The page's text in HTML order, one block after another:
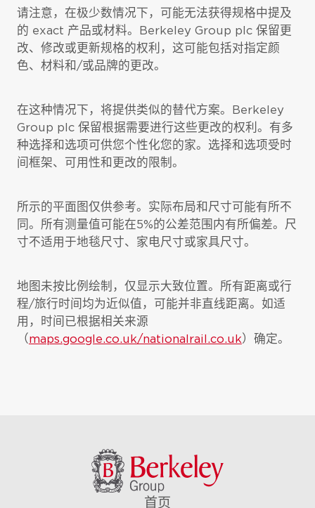
请注意，在极少数情况下，可能无法获得规格中提及
的 exact 产品或材料。Berkeley Group plc 保留更
改、修改或更新规格的权利，这可能包括对指定颜
色、材料和/或品牌的更改。
在这种情况下，将提供类似的替代方案。Berkeley
Group plc 保留根据需要进行这些更改的权利。有多
种选择和选项可供您个性化您的家。选择和选项受时
间框架、可用性和更改的限制。
所示的平面图仅供参考。实际布局和尺寸可能有所不
同。所有测量值可能在5%的公差范围内有所偏差。尺
寸不适用于地毯尺寸、家电尺寸或家具尺寸。
地图未按比例绘制，仅显示大致位置。所有距离或行
程/旅行时间均为近似值，可能并非直线距离。如适
用，时间已根据相关来源
（maps.google.co.uk/nationalrail.co.uk）确定。
首页